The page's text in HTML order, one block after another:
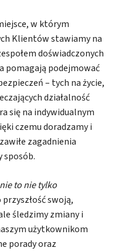
w którym
Klientów stawiamy na
doświadczonych
pomagają podejmować
– tych na życie,
działalność
się na indywidualnym
czemu doradzamy i
zagadnienia
sposób.
to nie tylko
swoją,
śledzimy zmiany i
użytkownikom
porady oraz